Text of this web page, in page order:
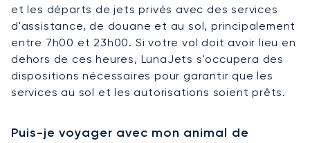
et les départs de jets privés avec des services
d'assistance, de douane et au sol, principalement
entre 7h00 et 23h00. Si votre vol doit avoir lieu en
dehors de ces heures, LunaJets s'occupera des
dispositions nécessaires pour garantir que les
services au sol et les autorisations soient prêts.
Puis-je voyager avec mon animal de